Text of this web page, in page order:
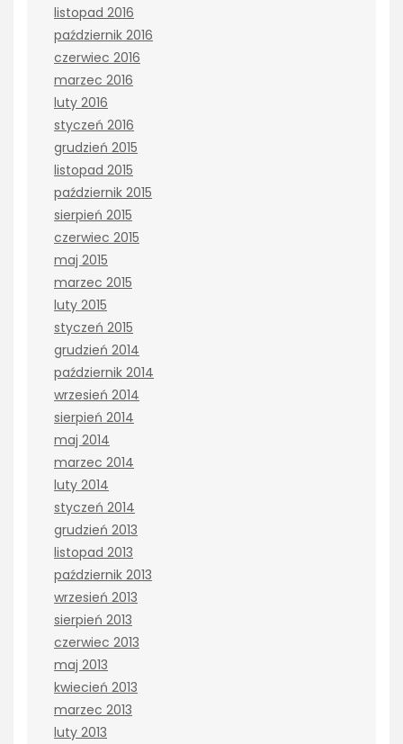
listopad 2016
październik 2016
czerwiec 2016
marzec 2016
luty 2016
styczeń 2016
grudzień 2015
listopad 2015
październik 2015
sierpień 2015
czerwiec 2015
maj 2015
marzec 2015
luty 2015
styczeń 2015
grudzień 2014
październik 2014
wrzesień 2014
sierpień 2014
maj 2014
marzec 2014
luty 2014
styczeń 2014
grudzień 2013
listopad 2013
październik 2013
wrzesień 2013
sierpień 2013
czerwiec 2013
maj 2013
kwiecień 2013
marzec 2013
luty 2013